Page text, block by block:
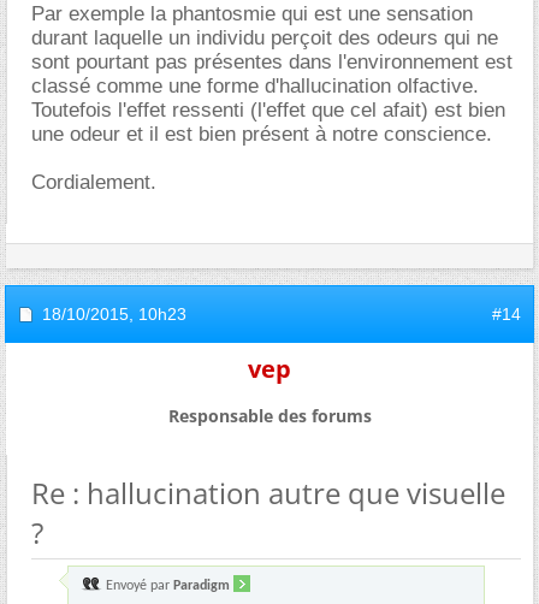
Par exemple la phantosmie qui est une sensation
durant laquelle un individu perçoit des odeurs qui ne
sont pourtant pas présentes dans l'environnement est
classé comme une forme d'hallucination olfactive.
Toutefois l'effet ressenti (l'effet que cel afait) est bien
une odeur et il est bien présent à notre conscience.
Cordialement.
18/10/2015, 10h23 #14
vep
Responsable des forums
Re : hallucination autre que visuelle
?
Envoyé par Paradigm